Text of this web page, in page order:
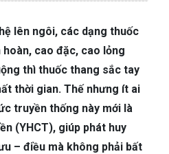
lên ngôi, các dạng thuốc
cao đặc, cao lỏng
thì thuốc thang sắc tay
thời gian. Thế nhưng ít ai
truyền thống này mới là
(YHCT), giúp phát huy
– điều mà không phải bất